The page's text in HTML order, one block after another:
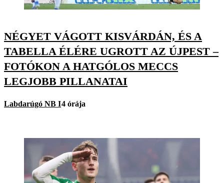
NÉGYET VÁGOTT KISVÁRDÁN, ÉS A
TABELLA ÉLÉRE UGROTT AZ ÚJPEST –
FOTÓKON A HATGÓLOS MECCS
LEGJOBB PILLANATAI
Labdarúgó NB I4 órája